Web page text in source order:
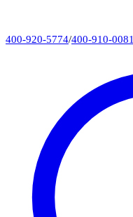
400-920-5774/400-910-0081